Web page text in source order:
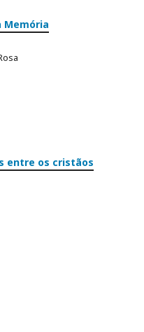
Memória
entre os cristãos